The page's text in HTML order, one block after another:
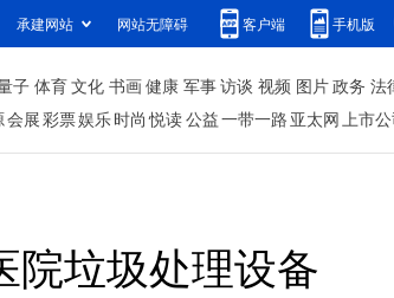
承建网站 网站无障碍 客户端 手机版
子 体育文化 书画健康 军事访谈 视频 图片政务 法
会展彩票娱乐时尚 悦读公益一带一路 亚太网上市公
院垃圾处理设备